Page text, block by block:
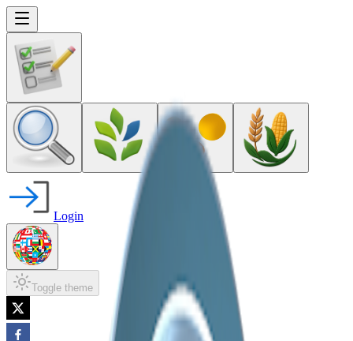
Login
Toggle theme